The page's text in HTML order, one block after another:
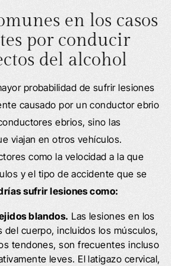
en los casos
por conducir
del alcohol
probabilidad de sufrir lesiones
causado por un conductor ebrio
ebrios, sino las
viajan en otros vehículos.
como la velocidad a la que
y el tipo de accidente que se
sufrir lesiones como:
blandos. Las lesiones en los
del cuerpo, incluidos los músculos,
tendones, son frecuentes incluso
leves. El latigazo cervical,